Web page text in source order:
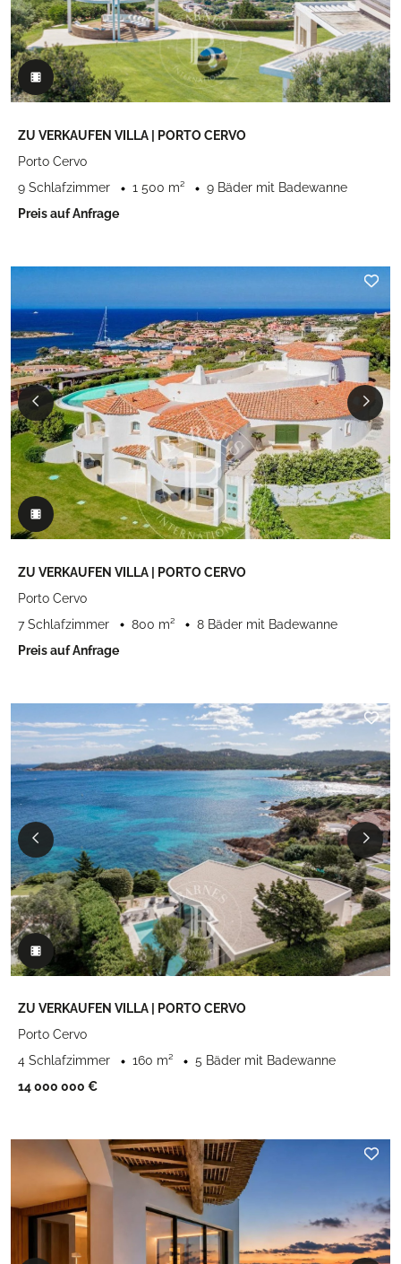
ZU VERKAUFEN VILLA | PORTO CERVO
Porto Cervo
9 Schlafzimmer
1 500 m²
9 Bäder mit Badewanne
Preis auf Anfrage
ZU VERKAUFEN VILLA | PORTO CERVO
Porto Cervo
7 Schlafzimmer
800 m²
8 Bäder mit Badewanne
Preis auf Anfrage
ZU VERKAUFEN VILLA | PORTO CERVO
Porto Cervo
4 Schlafzimmer
160 m²
5 Bäder mit Badewanne
14 000 000 €